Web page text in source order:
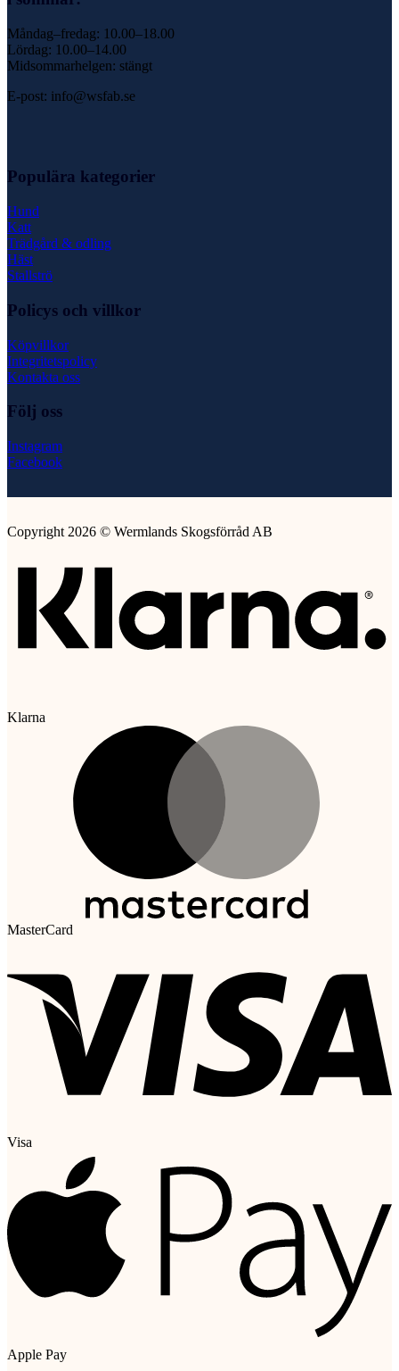
Måndag–fredag: 10.00–18.00
Lördag: 10.00–14.00
Midsommarhelgen: stängt
E-post: info@wsfab.se
Populära kategorier
Hund
Katt
Trädgård & odling
Häst
Stallströ
Policys och villkor
Köpvillkor
Integritetspolicy
Kontakta oss
Följ oss
Instagram
Facebook
Copyright 2026 © Wermlands Skogsförråd AB
Klarna
MasterCard
Visa
Apple Pay